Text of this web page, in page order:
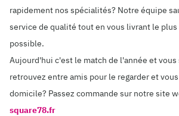
rapidement nos spécialités? Notre équipe
service de qualité tout en vous livrant le
possible.
Aujourd'hui c'est le match de l'année et vous
retrouvez entre amis pour le regarder et
domicile? Passez commande sur notre site
square78.fr